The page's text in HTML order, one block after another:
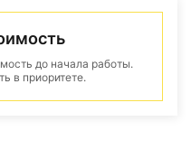
до начала работы.
в приоритете.